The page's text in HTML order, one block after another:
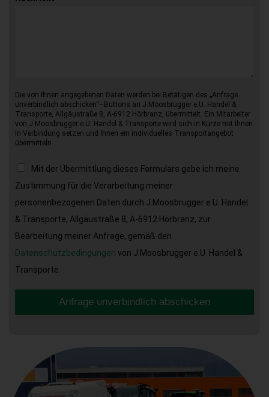
Die von Ihnen angegebenen Daten werden bei Betätigen des „Anfrage
unverbindlich abschicken“–Buttons an J.Moosbrugger e.U. Handel &
Transporte, Allgäustraße 8, A-6912 Hörbranz, übermittelt. Ein Mitarbeiter
von J.Moosbrugger e.U. Handel & Transporte wird sich in Kürze mit Ihnen
in Verbindung setzen und Ihnen ein individuelles Transportangebot
übermitteln.
Mit der Übermittlung dieses Formulars gebe ich meine
Zustimmung für die Verarbeitung meiner
personenbezogenen Daten durch J.Moosbrugger e.U. Handel
& Transporte, Allgäustraße 8, A-6912 Hörbranz, zur
Bearbeitung meiner Anfrage, gemäß den
Datenschutzbedingungen von J.Moosbrugger e.U. Handel &
Transporte.
Anfrage unverbindlich abschicken